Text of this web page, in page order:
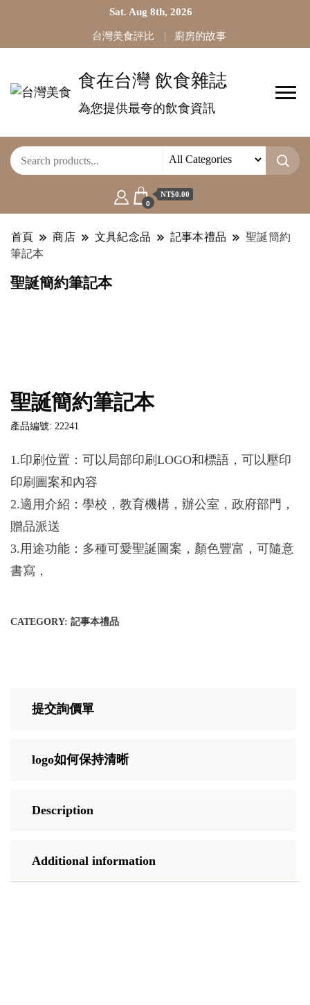
Sat. Aug 8th, 2026
台灣美食評比 廚房的故事
食在台灣 飲食雜誌
為您提供最夸的飲食資訊
0
NT$0.00
首頁 商店 文具紀念品 記事本禮品
聖誕簡約
筆記本
聖誕簡約筆記本
聖誕簡約筆記本
產品編號: 22241
1.印刷位置：可以局部印刷LOGO和標語，可以壓印
印刷圖案和內容
2.適用介紹：學校，教育機構，辦公室，政府部門，
贈品派送
3.用途功能：多種可愛聖誕圖案，顏色豐富，可隨意
書寫，
CATEGORY: 記事本禮品
提交詢價單
logo如何保持清晰
Description
Additional information